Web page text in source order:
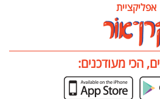
אפליקציית
הכי מעודכנים: